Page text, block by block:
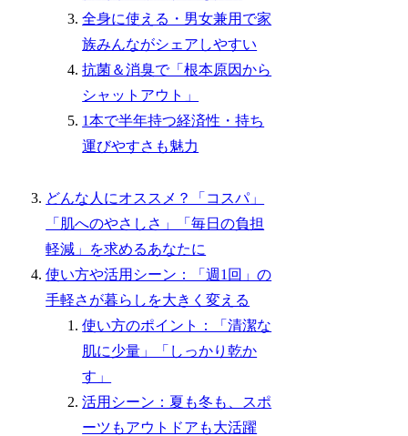
全身に使える・男女兼用で家
族みんながシェアしやすい
抗菌＆消臭で「根本原因から
シャットアウト」
1本で半年持つ経済性・持ち
運びやすさも魅力
どんな人にオススメ？「コスパ」
「肌へのやさしさ」「毎日の負担
軽減」を求めるあなたに
使い方や活用シーン：「週1回」の
手軽さが暮らしを大きく変える
使い方のポイント：「清潔な
肌に少量」「しっかり乾か
す」
活用シーン：夏も冬も、スポ
ーツもアウトドアも大活躍